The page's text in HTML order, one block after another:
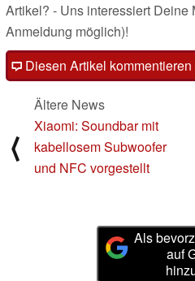
Artikel? - Uns interessiert Deine
Anmeldung möglich)!
Diesen Artikel
⟨
Ältere News
Xiaomi: Soundbar mit
kabellosem Subwoofer
und NFC vorgestellt
Als
auf